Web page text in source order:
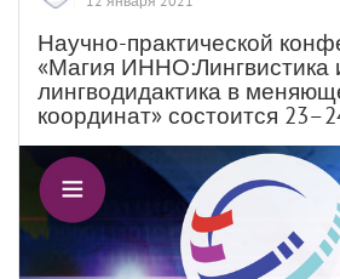
Научно-практической
«Магия ИННО:Лингвистика
лингводидактика в
координат» состоится